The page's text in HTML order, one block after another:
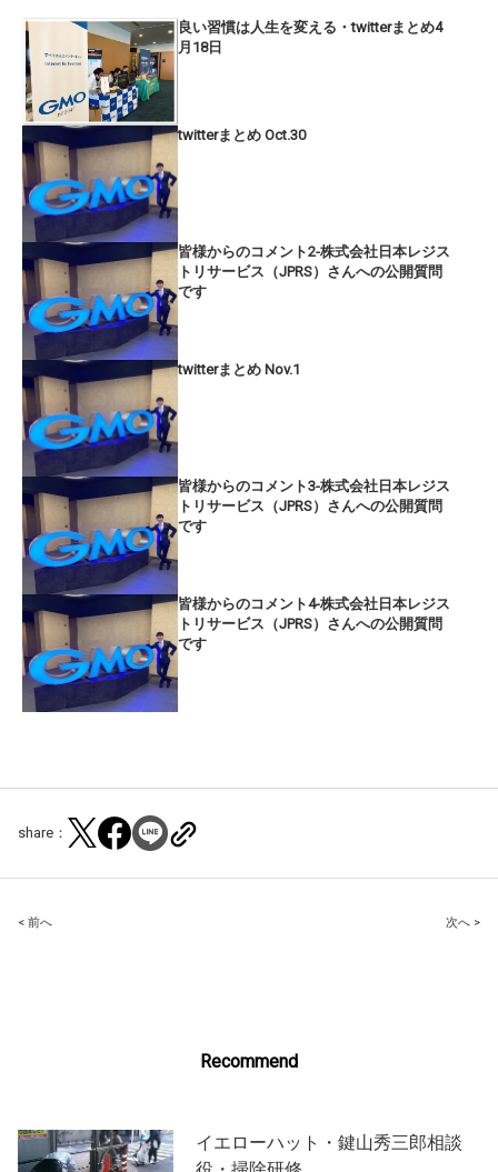
良い習慣は人生を変える・twitterまとめ4
月18日
twitterまとめ Oct.30
皆様からのコメント2-株式会社日本レジス
トリサービス（JPRS）さんへの公開質問
です
twitterまとめ Nov.1
皆様からのコメント3-株式会社日本レジス
トリサービス（JPRS）さんへの公開質問
です
皆様からのコメント4-株式会社日本レジス
トリサービス（JPRS）さんへの公開質問
です
share：
Post
< 前へ 次へ >
Recommend
イエローハット・鍵山秀三郎相談